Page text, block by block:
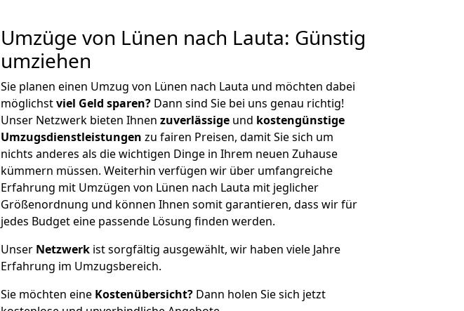
Umzüge von Lünen nach Lauta: Günstig
umziehen
Sie planen einen Umzug von Lünen nach Lauta und möchten dabei
möglichstviel Geld sparen? Dann sind Sie bei uns genau richtig!
Unser Netzwerk bieten Ihnen zuverlässige und kostengünstige
Umzugsdienstleistungen zu fairen Preisen, damit Sie sich um
nichts anderes als die wichtigen Dinge in Ihrem neuen Zuhause
kümmern müssen. Weiterhin verfügen wir über umfangreiche
Erfahrung mit Umzügen von Lünen nach Lauta mit jeglicher
Größenordnung und können Ihnen somit garantieren, dass wir für
jedes Budget eine passende Lösung finden werden.
Unser Netzwerk ist sorgfältig ausgewählt, wir haben viele Jahre
Erfahrung im Umzugsbereich.
Sie möchten eine Kostenübersicht? Dann holen Sie sich jetzt